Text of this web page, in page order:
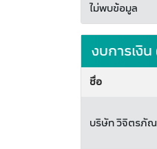
ไม่พบข้อมูล
งบการเงิ
ชื่อ
บริษัท วิจิตรภั